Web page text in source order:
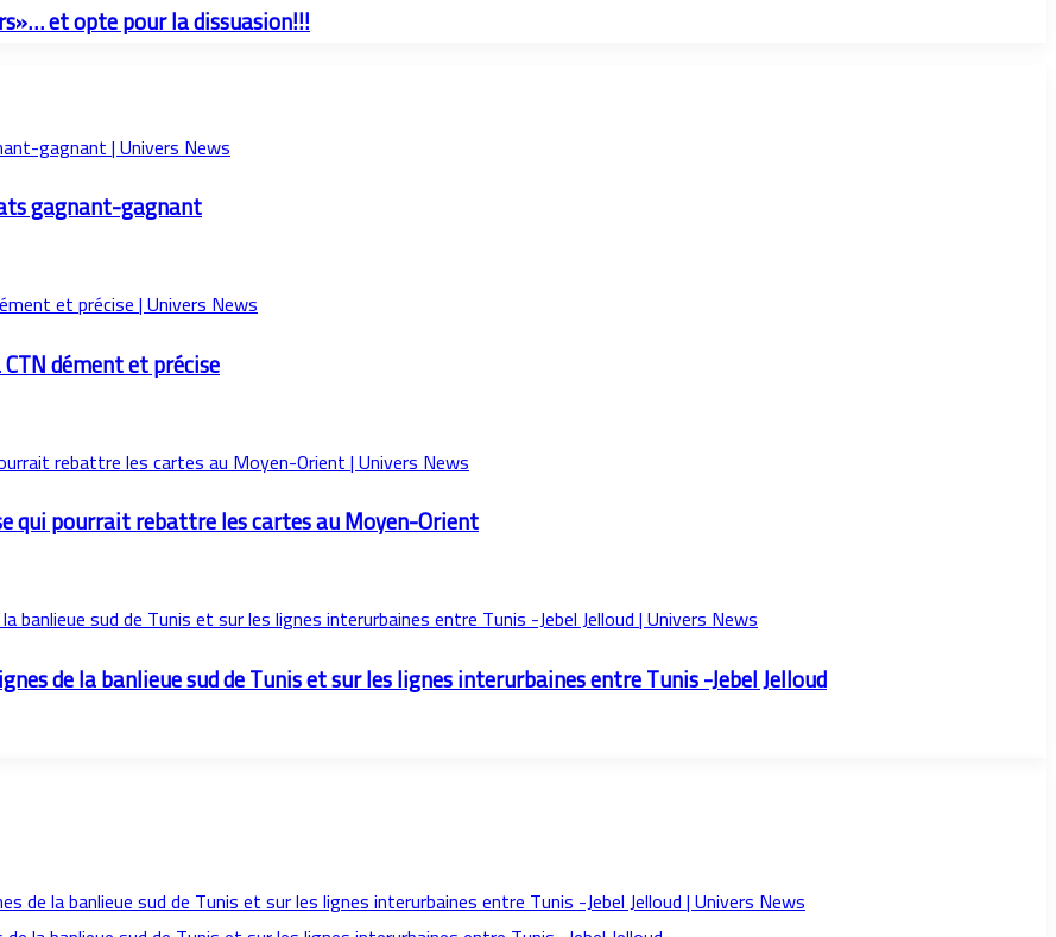
et opte pour la dissuasion!!!
gagnant-gagnant
dément et précise
qui pourrait rebattre les cartes au Moyen-Orient
de la banlieue sud de Tunis et sur les lignes interurbaines entre Tunis -Jebel Jelloud